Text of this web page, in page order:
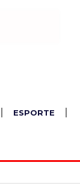
ESPORTE